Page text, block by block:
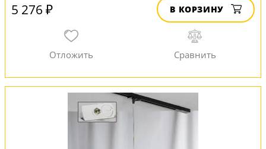
5 276 ₽ В КОРЗИНУ